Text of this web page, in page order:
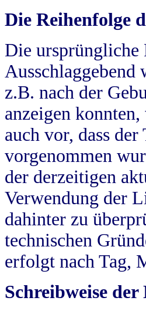
Die Reihenfolge
Die ursprüngliche
Ausschlaggebend
z.B. nach der
anzeigen
auch vor, dass
vorgenommen
der derzeitigen
Verwendung der
dahinter zu
technischen
erfolgt nach Tag,
Schreibweise der